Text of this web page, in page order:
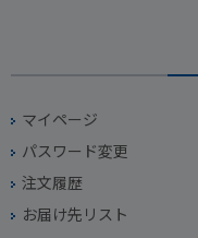
マイページ
パスワード変更
注文履歴
お届け先リスト